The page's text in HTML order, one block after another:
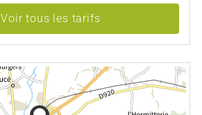
Voir tous les tarifs